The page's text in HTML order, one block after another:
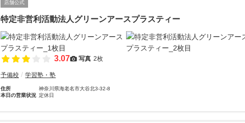
店舗公式
特定非営利活動法人グリーンアースプラスティー
3.07 写真 2枚
予備校 学習塾・塾
住所
神奈川県海老名市大谷北3-32-8
本日の営業状況 定休日